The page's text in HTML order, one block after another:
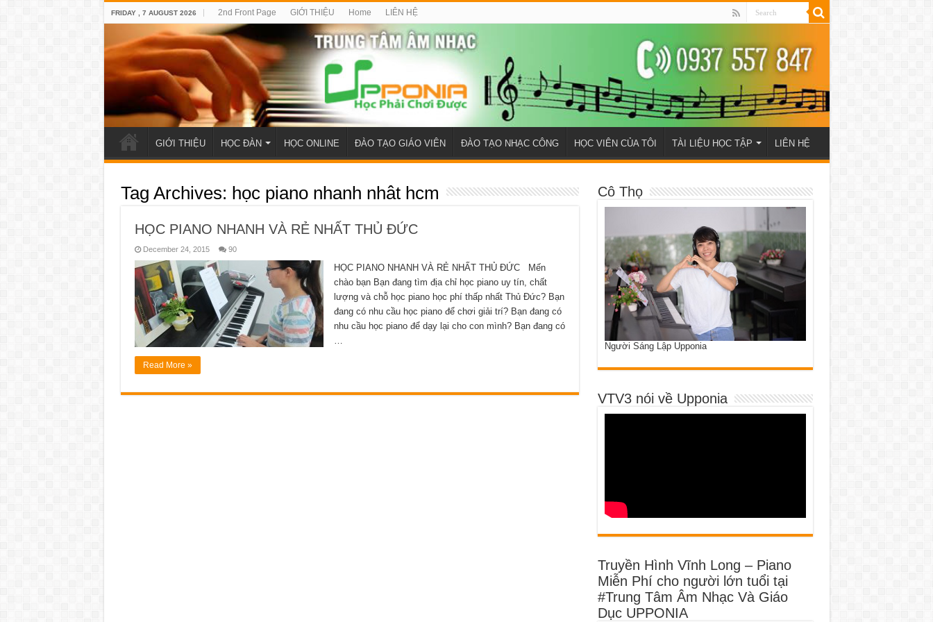
FRIDAY , 7 AUGUST 2026 2nd Front Page GIỚI THIỆU Home LIÊN HỆ
GIỚI THIỆU HỌC ĐÀN HỌC ONLINE ĐÀO TẠO GIÁO VIÊN ĐÀO TẠO NHẠC CÔNG HỌC VIÊN CỦA TÔI TÀI LIỆU HỌC TẬP LIÊN HỆ
Tag Archives: học piano nhanh nhât hcm
HỌC PIANO NHANH VÀ RẺ NHẤT THỦ ĐỨC
December 24, 2015 90
HỌC PIANO NHANH VÀ RẺ NHẤT THỦ ĐỨC Mến
chào bạn Bạn đang tìm địa chỉ học piano uy tín, chất
lượng và chỗ học piano học phí thấp nhất Thủ Đức? Bạn
đang có nhu cầu học piano để chơi giải trí? Bạn đang có
nhu cầu học piano để dạy lại cho con mình? Bạn đang có
…
Read More »
Cô Thọ
Người Sáng Lập Upponia
VTV3 nói về Upponia
Truyền Hình Vĩnh Long – Piano
Miễn Phí cho người lớn tuổi tại
#Trung Tâm Âm Nhạc Và Giáo
Dục UPPONIA